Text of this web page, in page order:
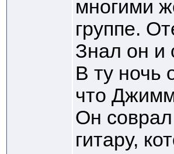
многими
группе.
Знал он и
В ту ночь
что
Он
гитару,